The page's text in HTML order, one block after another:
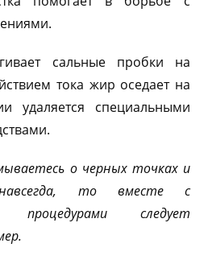
сальные пробки на
тока жир оседает на
удаляется специальными
о черных точках и
то вместе с
процедурами следует